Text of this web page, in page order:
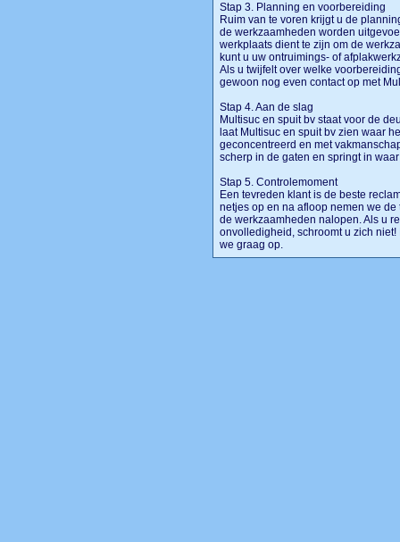
Stap 3. Planning en voorbereiding
Ruim van te voren krijgt u de
de werkzaamheden worden
werkplaats dient te zijn om de
kunt u uw ontruimings- of
Als u twijfelt over welke
gewoon nog even contact op met
Stap 4. Aan de slag
Multisuc en spuit bv staat voor de
laat Multisuc en spuit bv zien waar
geconcentreerd en met
scherp in de gaten en springt in
Stap 5. Controlemoment
Een tevreden klant is de beste
netjes op en na afloop nemen we
de werkzaamheden nalopen. Als u
onvolledigheid, schroomt u zich
we graag op.